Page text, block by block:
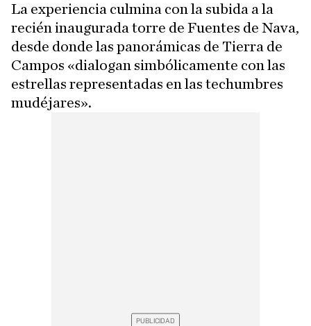
La experiencia culmina con la subida a la
recién inaugurada torre de Fuentes de Nava,
desde donde las panorámicas de Tierra de
Campos «dialogan simbólicamente con las
estrellas representadas en las techumbres
mudéjares».